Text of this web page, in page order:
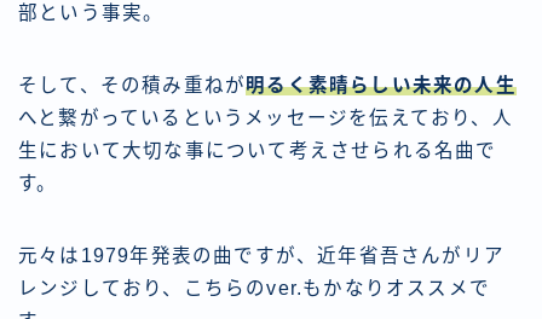
部という事実。
そして、その積み重ねが明るく素晴らしい未来の人生
へと繋がっているというメッセージを伝えており、人
生において大切な事について考えさせられる名曲で
す。
元々は1979年発表の曲ですが、近年省吾さんがリア
レンジしており、こちらのver.もかなりオススメで